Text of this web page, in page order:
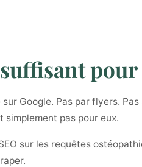
Google. Pas par flyers.
pas pour eux.
sur les requêtes